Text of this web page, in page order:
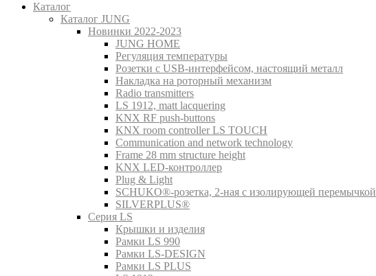
Каталог
Каталог JUNG
Новинки 2022-2023
JUNG HOME
Регуляция температуры
Розетки с USB-интерфейсом, настоящий металл
Накладка на роторный механизм
Radio transmitters
LS 1912, matt lacquering
KNX RF push-buttons
KNX room controller LS TOUCH
Communication and network technology
Frame 28 mm structure height
KNX LED-контроллер
Plug & Light
SCHUKO®-розетка, 2-ная с изолирующей перемычкой
SILVERPLUS®
Серия LS
Крышки и изделия
Рамки LS 990
Рамки LS-DESIGN
Рамки LS PLUS